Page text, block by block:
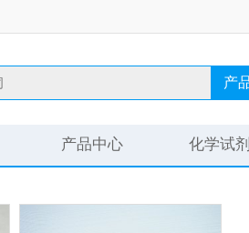
产
产品中心 化学试剂